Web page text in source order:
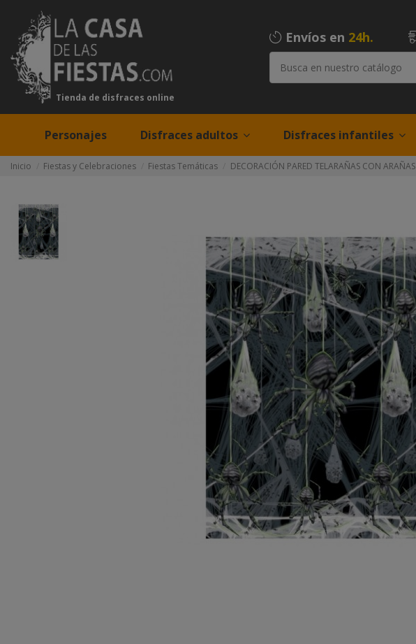
Tienda de disfraces online
Envíos en 24h.
Personajes Disfraces adultos Disfraces infantiles
Inicio Fiestas y Celebraciones Fiestas Temáticas DECORACIÓN PARED TELARAÑAS CON ARAÑAS